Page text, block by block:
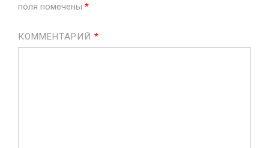
поля помечены *
КОММЕНТАРИЙ *